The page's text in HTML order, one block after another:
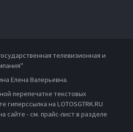
телевизионная и
Елена Валерьевна.
перепечатке текстовых
гиперссылка на LOTOSGTRK.RU
сайте - см. прайс-лист в разделе